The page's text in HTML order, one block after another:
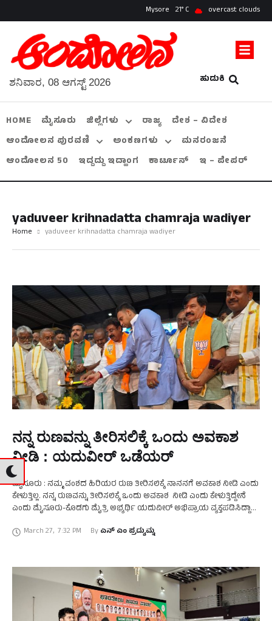
Mysore 21 overcast clouds
ಹುಡುಕಿ
ಶನಿವಾರ, 08 ಆಗಸ್ಟ್ 2026
HOME ಮೈಸೂರು ಜಿಲ್ಲೆಗಳು ರಾಜ್ಯ
ದೇಶ – ವಿದೇಶ
ಆಂದೋಲನ ಪುರವಣಿ
ಅಂಕಣಗಳು
ಮನರಂಜನೆ
ಆಂದೋಲನ 50
ಇದ್ದದ್ದು ಇದ್ಹಾಂಗ ಕಾರ್ಟೂನ್ ಇ – ಪೇಪರ್
yaduveer krihnadatta chamraja wadiyer
Home yaduveer krihnadatta chamraja wadiyer
ನನ್ನ ರುಣವನ್ನು ತೀರಿಸಲಿಕ್ಕೆ ಒಂದು ಅವಕಾಶ
ನೀಡಿ : ಯದುವೀರ್‌ ಒಡೆಯರ್‌
ಮೈಸೂರು : ನಮ್ಮ ವಂಶದ ಹಿರಿಯರ ರುಣ ತೀರಿಸಲಿಕ್ಕೆ ನಾನನಗೆ ಅವಕಾಶ ನೀಡಿ ಎಂದು
ಕೇಳುತ್ತಿಲ್ಲ. ನನ್ನ ರುಣವನ್ನು ತೀರಿಸಲಿಕ್ಕೆ ಒಂದು ಅವಕಾಶ ನೀಡಿ ಎಂದು ಕೇಳುತ್ತಿದ್ದೇನೆ
ಎಂದು ಮೈಸೂರು-ಕೊಡಗು ಮೈತ್ರಿ ಅಭ್ಯರ್ಥಿ ಯದುವೀರ್‌ ಅಭಿಪ್ರಾಯ ವ್ಯಕ್ತಪಡಿಸಿದ್ದಾರೆ.
March 27, 7:32 PM By ಎನ್‌ ಎಂ ಪ್ರದ್ಯುಮ್ನ